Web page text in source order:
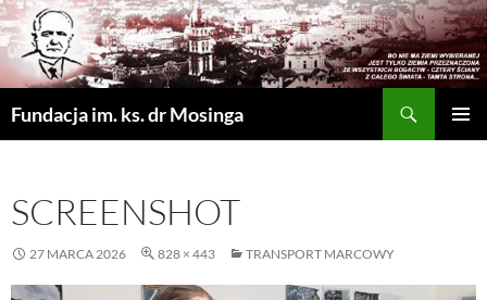
Fundacja im. ks. dr Mosinga
SCREENSHOT
27 MARCA 2026 828 × 443 TRANSPORT MARCOWY